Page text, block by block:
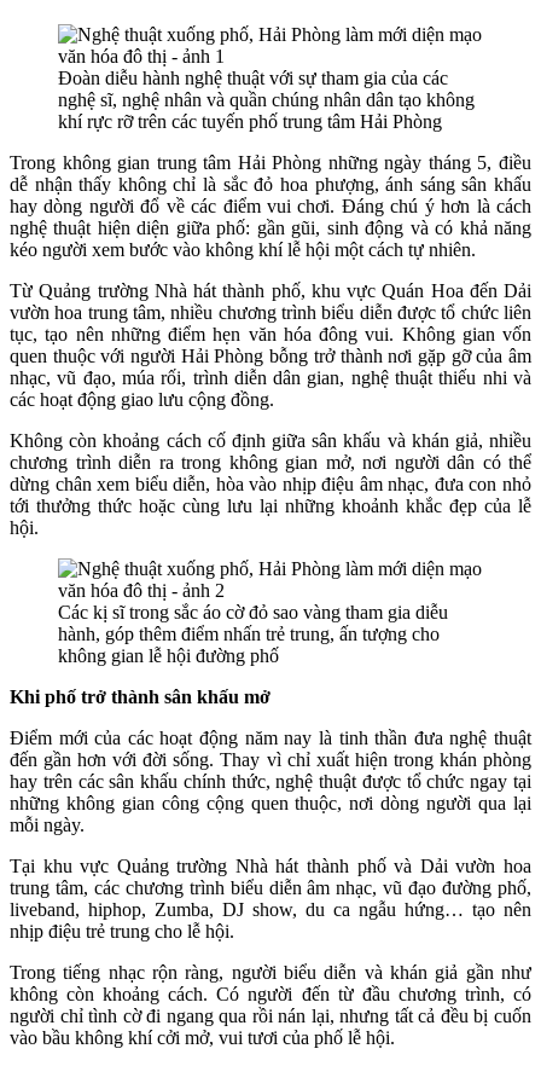
Đoàn diễu hành nghệ thuật với sự tham gia của các
nghệ sĩ, nghệ nhân và quần chúng nhân dân tạo không
khí rực rỡ trên các tuyến phố trung tâm Hải Phòng
Trong không gian trung tâm Hải Phòng những ngày tháng 5, điều
dễ nhận thấy không chỉ là sắc đỏ hoa phượng, ánh sáng sân khấu
hay dòng người đổ về các điểm vui chơi. Đáng chú ý hơn là cách
nghệ thuật hiện diện giữa phố: gần gũi, sinh động và có khả năng
kéo người xem bước vào không khí lễ hội một cách tự nhiên.
Từ Quảng trường Nhà hát thành phố, khu vực Quán Hoa đến Dải
vườn hoa trung tâm, nhiều chương trình biểu diễn được tổ chức liên
tục, tạo nên những điểm hẹn văn hóa đông vui. Không gian vốn
quen thuộc với người Hải Phòng bỗng trở thành nơi gặp gỡ của âm
nhạc, vũ đạo, múa rối, trình diễn dân gian, nghệ thuật thiếu nhi và
các hoạt động giao lưu cộng đồng.
Không còn khoảng cách cố định giữa sân khấu và khán giả, nhiều
chương trình diễn ra trong không gian mở, nơi người dân có thể
dừng chân xem biểu diễn, hòa vào nhịp điệu âm nhạc, đưa con nhỏ
tới thưởng thức hoặc cùng lưu lại những khoảnh khắc đẹp của lễ
hội.
Các kị sĩ trong sắc áo cờ đỏ sao vàng tham gia diễu
hành, góp thêm điểm nhấn trẻ trung, ấn tượng cho
không gian lễ hội đường phố
Khi phố trở thành sân khấu mở
Điểm mới của các hoạt động năm nay là tinh thần đưa nghệ thuật
đến gần hơn với đời sống. Thay vì chỉ xuất hiện trong khán phòng
hay trên các sân khấu chính thức, nghệ thuật được tổ chức ngay tại
những không gian công cộng quen thuộc, nơi dòng người qua lại
mỗi ngày.
Tại khu vực Quảng trường Nhà hát thành phố và Dải vườn hoa
trung tâm, các chương trình biểu diễn âm nhạc, vũ đạo đường phố,
liveband, hiphop, Zumba, DJ show, du ca ngẫu hứng… tạo nên
nhịp điệu trẻ trung cho lễ hội.
Trong tiếng nhạc rộn ràng, người biểu diễn và khán giả gần như
không còn khoảng cách. Có người đến từ đầu chương trình, có
người chỉ tình cờ đi ngang qua rồi nán lại, nhưng tất cả đều bị cuốn
vào bầu không khí cởi mở, vui tươi của phố lễ hội.